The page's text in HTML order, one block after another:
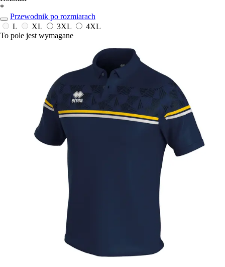
*
Przewodnik po rozmiarach
L
XL 3XL
4XL
To pole jest wymagane